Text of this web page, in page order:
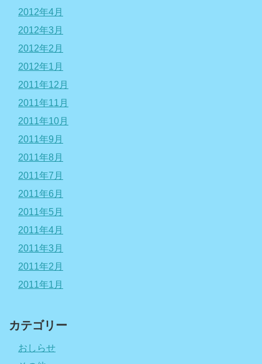
2012年4月
2012年3月
2012年2月
2012年1月
2011年12月
2011年11月
2011年10月
2011年9月
2011年8月
2011年7月
2011年6月
2011年5月
2011年4月
2011年3月
2011年2月
2011年1月
カテゴリー
おしらせ